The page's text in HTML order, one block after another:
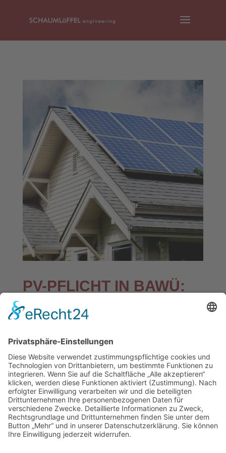
PV-PFLICHT IN BAWÜ:
NEUE REGEL BEI
DACHSANIERUNGEN
Am 1. Januar 2023 ist die finale Stufe der
Photovoltaik-Pflicht im Südwesten in Kraft
getreten: Bei einer grundlegenden Dachsanierung
müssen Eigentümer von Gebäuden eine
Photovoltaikanlage installieren.